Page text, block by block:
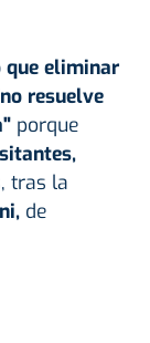
que eliminar
resuelve
porque
tras la
, de